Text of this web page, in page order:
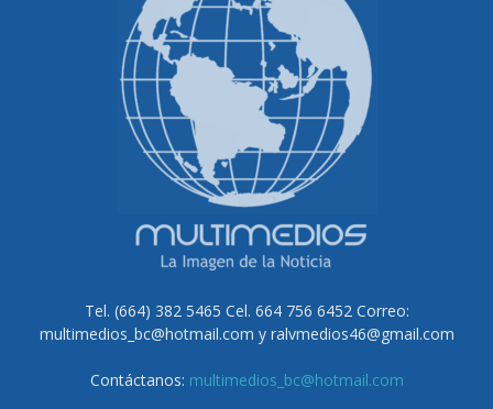
Tel. (664) 382 5465 Cel. 664 756 6452 Correo:
multimedios_bc@hotmail.com y ralvmedios46@gmail.com
Contáctanos: multimedios_bc@hotmail.com